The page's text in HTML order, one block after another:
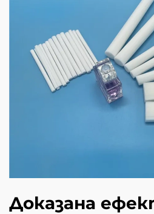
Доказана